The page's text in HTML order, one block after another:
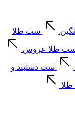
ست طلا
ست طلا عروس
ست دستبند و
طلا